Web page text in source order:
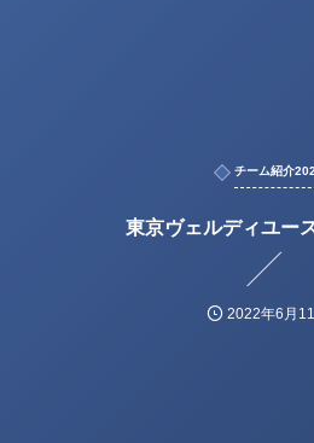
チーム紹介
東京ヴェルディユー
2022年6月